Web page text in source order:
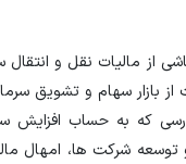
از بازار سهام و تشویق
که به حساب